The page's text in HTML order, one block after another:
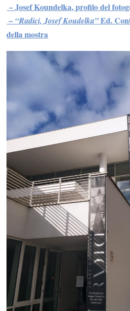
– Josef Koundelka, profilo del
– “Radici, Josef Koudelka”Ed.
della mostra